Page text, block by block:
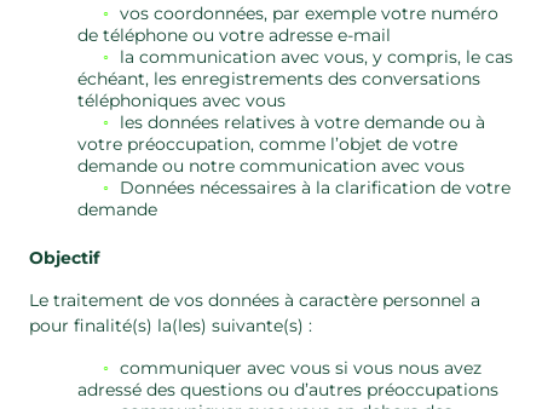
vos coordonnées, par exemple votre numéro
de téléphone ou votre adresse e-mail
la communication avec vous, y compris, le cas
échéant, les enregistrements des conversations
téléphoniques avec vous
les données relatives à votre demande ou à
votre préoccupation, comme l’objet de votre
demande ou notre communication avec vous
Données nécessaires à la clarification de votre
demande
Objectif
Le traitement de vos données à caractère personnel a
pour finalité(s) la(les) suivante(s) :
communiquer avec vous si vous nous avez
adressé des questions ou d’autres préoccupations